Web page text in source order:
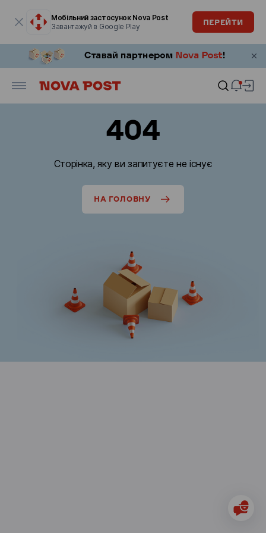
Мобільний застосунок Nova Post
Завантажуй в Google Play
ПЕРЕЙТИ
404
Сторінка, яку ви запитуєте не існує
НА ГОЛОВНУ